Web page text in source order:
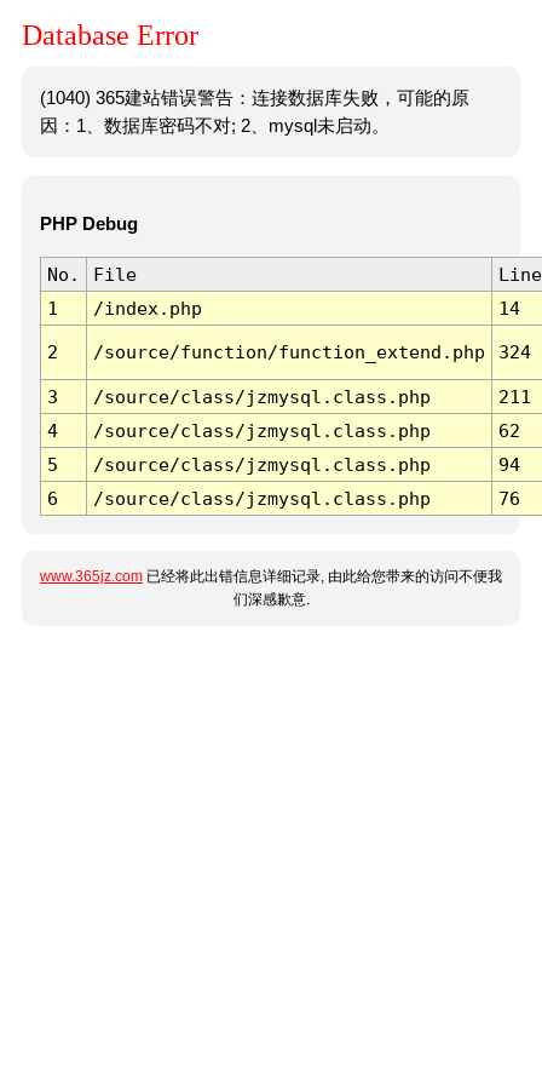
Database Error
(1040) 365建站错误警告：连接数据库失败，可能的原
因：1、数据库密码不对; 2、mysql未启动。
PHP Debug
No. File
Line
1
/index.php 14
2 /source/function/function_extend.php 324
3 /source/class/jzmysql.class.php
211
4
/source/class/jzmysql.class.php
62
5
/source/class/jzmysql.class.php
94
6
/source/class/jzmysql.class.php 76
www.365jz.com 已经将此出错信息详细记录, 由此给您带来的访问不便我
们深感歉意.